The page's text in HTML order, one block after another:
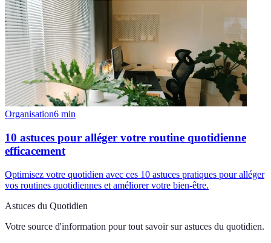
Organisation6 min
10 astuces pour alléger votre routine quotidienne
efficacement
Optimisez votre quotidien avec ces 10 astuces pratiques pour alléger
vos routines quotidiennes et améliorer votre bien-être.
Astuces du Quotidien
Votre source d'information pour tout savoir sur astuces du quotidien.